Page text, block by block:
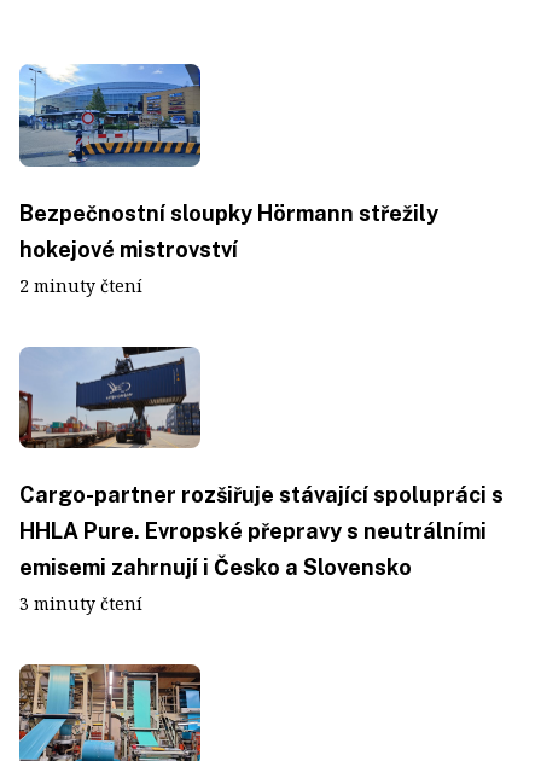
Bezpečnostní sloupky Hörmann střežily
hokejové mistrovství
2 minuty čtení
Cargo-partner rozšiřuje stávající spolupráci s
HHLA Pure. Evropské přepravy s neutrálními
emisemi zahrnují i Česko a Slovensko
3 minuty čtení